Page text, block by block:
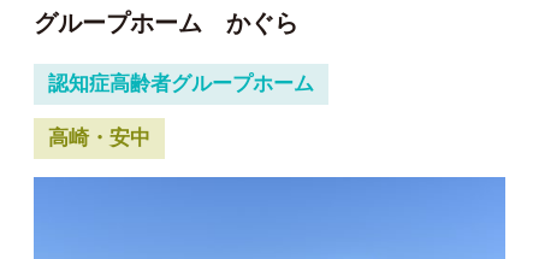
グループホーム かぐら
認知症高齢者グループホーム
高崎・安中